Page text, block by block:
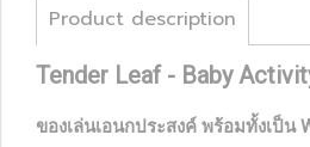
Product description
Tender Leaf - Baby
ของเล่นเอนกประสงค์ พร้อมทั้งเป็น